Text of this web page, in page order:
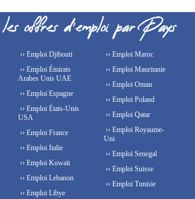
›› Emploi Djibouti
›› Emploi Émirats
Arabes Unis UAE
›› Emploi Espagne
›› Emploi États-Unis
USA
›› Emploi France
›› Emploi Italie
›› Emploi Kuwait
›› Emploi Lebanon
›› Emploi Libye
›› Emploi Maroc
›› Emploi Mauritanie
›› Emploi Oman
›› Emploi Poland
›› Emploi Qatar
›› Emploi Royaume-
Uni
›› Emploi Senegal
›› Emploi Suisse
›› Emploi Tunisie